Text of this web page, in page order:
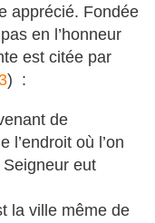
apprécié. Fondée
en l’honneur
est citée par
) :
de
l’endroit où l’on
eut
la ville même de